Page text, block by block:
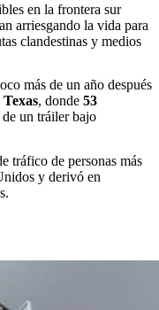
en la frontera sur
arriesgando la vida para
clandestinas y medios
más de un año después
, donde 53
un tráiler bajo
tráfico de personas más
y derivó en